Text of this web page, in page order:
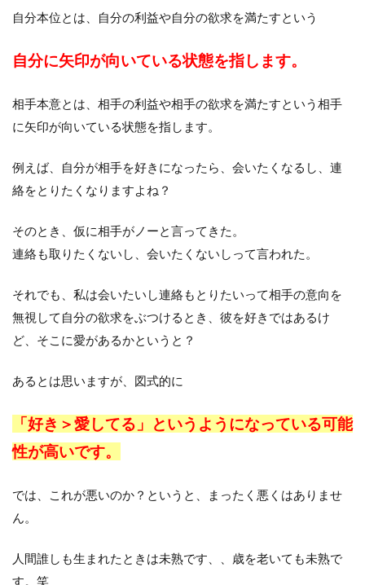
自分本位とは、自分の利益や自分の欲求を満たすという
自分に矢印が向いている状態を指します。
相手本意とは、相手の利益や相手の欲求を満たすという相手
に矢印が向いている状態を指します。
例えば、自分が相手を好きになったら、会いたくなるし、連
絡をとりたくなりますよね？
そのとき、仮に相手がノーと言ってきた。
連絡も取りたくないし、会いたくないしって言われた。
それでも、私は会いたいし連絡もとりたいって相手の意向を
無視して自分の欲求をぶつけるとき、彼を好きではあるけ
ど、そこに愛があるかというと？
あるとは思いますが、図式的に
「好き＞愛してる」というようになっている可能
性が高いです。
では、これが悪いのか？というと、まったく悪くはありませ
ん。
人間誰しも生まれたときは未熟です、、歳を老いても未熟で
す。笑